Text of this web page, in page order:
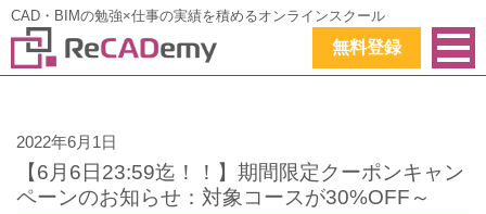
CAD・BIMの勉強×仕事の実績を積めるオンラインスクール
無料登録
2022年6月1日
【6月6日23:59迄！！】期間限定クーポンキャン
ペーンのお知らせ：対象コースが30%OFF～